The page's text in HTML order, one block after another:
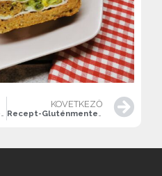
Recept-Gluténmentes gyümölcsös Joghurttorta
KÖVETKEZŐ
Recept-Gluténmentes Túrógombóc